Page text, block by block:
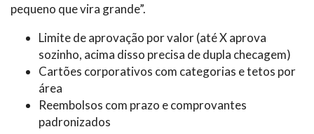
pequeno que vira grande”.
Limite de aprovação por valor (até X aprova
sozinho, acima disso precisa de dupla checagem)
Cartões corporativos com categorias e tetos por
área
Reembolsos com prazo e comprovantes
padronizados